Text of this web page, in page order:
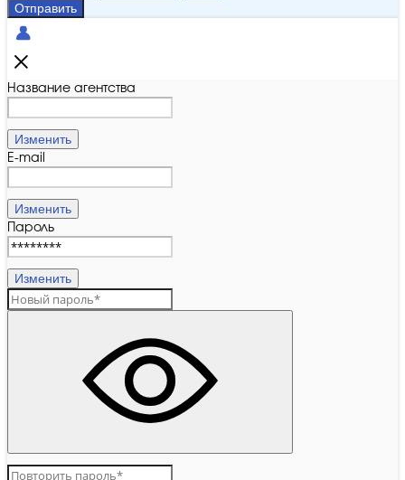
Отправить
Название агентства
Изменить
E-mail
Изменить
Пароль
Изменить